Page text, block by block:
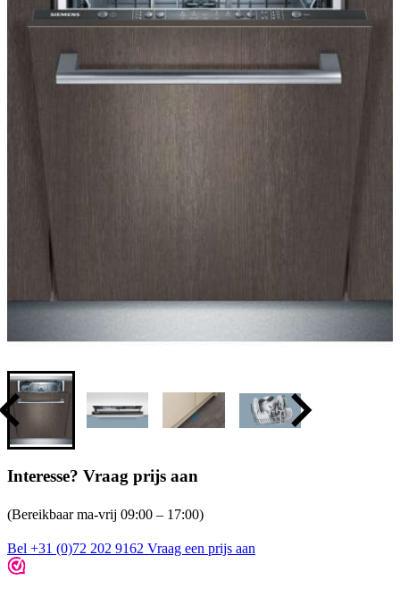
Interesse? Vraag prijs aan
(Bereikbaar ma-vrij 09:00 – 17:00)
Bel +31 (0)72 202 9162 Vraag een prijs aan